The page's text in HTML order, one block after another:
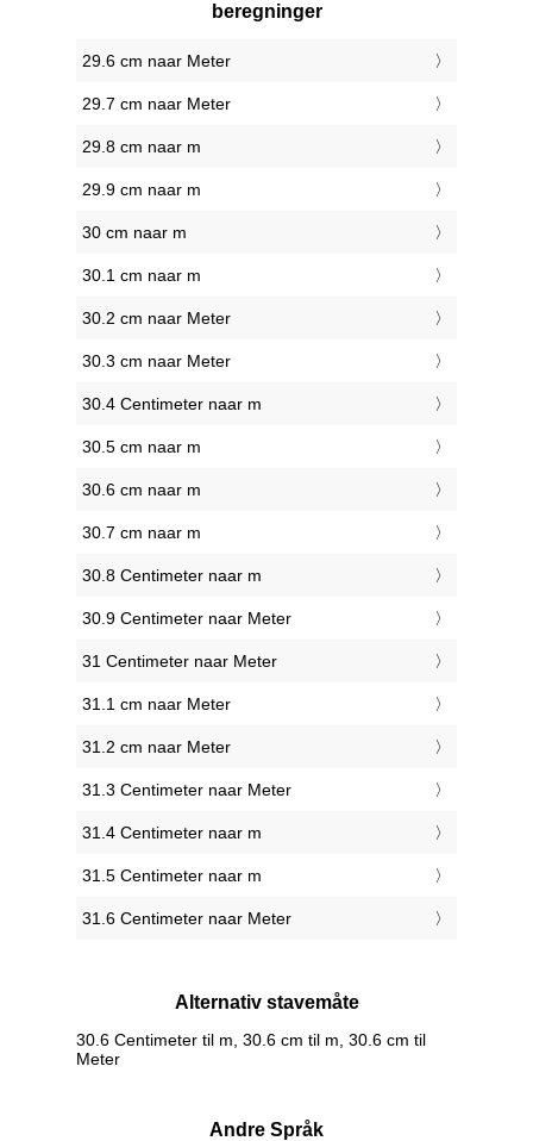
beregninger
29.6 cm naar Meter
29.7 cm naar Meter
29.8 cm naar m
29.9 cm naar m
30 cm naar m
30.1 cm naar m
30.2 cm naar Meter
30.3 cm naar Meter
30.4 Centimeter naar m
30.5 cm naar m
30.6 cm naar m
30.7 cm naar m
30.8 Centimeter naar m
30.9 Centimeter naar Meter
31 Centimeter naar Meter
31.1 cm naar Meter
31.2 cm naar Meter
31.3 Centimeter naar Meter
31.4 Centimeter naar m
31.5 Centimeter naar m
31.6 Centimeter naar Meter
Alternativ stavemåte
30.6 Centimeter til m, 30.6 cm til m, 30.6 cm til
Meter
Andre Språk